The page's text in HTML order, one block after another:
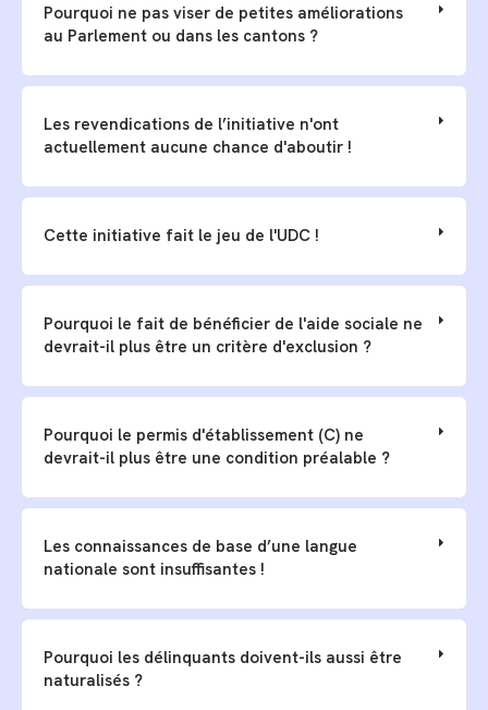
Pourquoi ne pas viser de petites améliorations
au Parlement ou dans les cantons ?
Les revendications de l’initiative n'ont
actuellement aucune chance d'aboutir !
Cette initiative fait le jeu de l'UDC !
Pourquoi le fait de bénéficier de l'aide sociale ne
devrait-il plus être un critère d'exclusion ?
Pourquoi le permis d'établissement (C) ne
devrait-il plus être une condition préalable ?
Les connaissances de base d’une langue
nationale sont insuffisantes !
Pourquoi les délinquants doivent-ils aussi être
naturalisés ?